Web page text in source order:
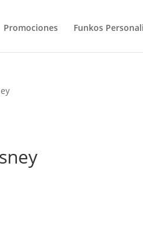
Promociones Funkos